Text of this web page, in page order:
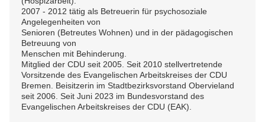
2007 - 2012 tätig als Betreuerin für psychosoziale
Angelegenheiten von
Senioren (Betreutes Wohnen) und in der pädagogischen
Betreuung von
Menschen mit Behinderung.
Mitglied der CDU seit 2005. Seit 2010 stellvertretende
Vorsitzende des Evangelischen Arbeitskreises der CDU
Bremen. Beisitzerin im Stadtbezirksvorstand Obervieland
seit 2006. Seit Juni 2023 im Bundesvorstand des
Evangelischen Arbeitskreises der CDU (EAK).